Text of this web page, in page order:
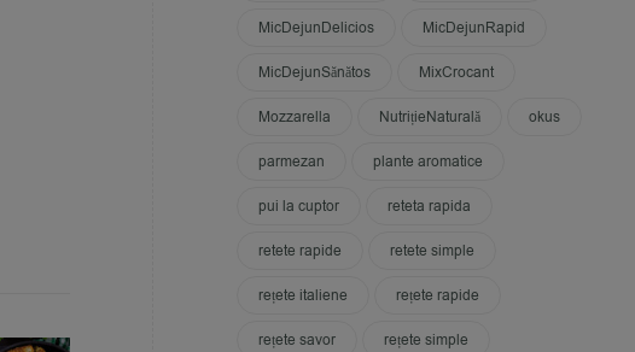
MicDejunDelicios MicDejunRapid
MicDejunSănătos MixCrocant
Mozzarella NutrițieNaturală okus
parmezan plante aromatice
pui la cuptor reteta rapida
retete rapide retete simple
rețete italiene rețete rapide
rețete savor rețete simple